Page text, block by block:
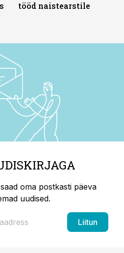
tööd naistearstile
oma postkasti päeva
uudised.
Liitun